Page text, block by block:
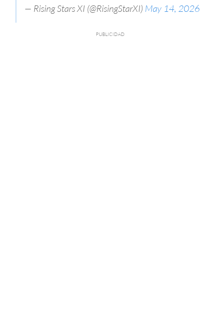
— Rising Stars XI (@RisingStarXI) May 14, 2026